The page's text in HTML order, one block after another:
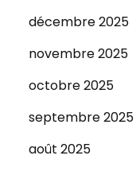
décembre 2025
novembre 2025
octobre 2025
septembre 2025
août 2025